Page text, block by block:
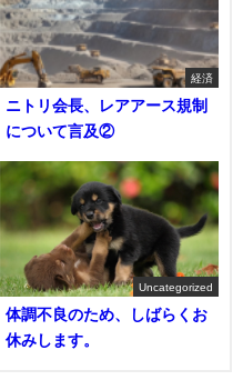
経済
ニトリ会長、レアアース規制
について言及②
Uncategorized
体調不良のため、しばらくお
休みします。